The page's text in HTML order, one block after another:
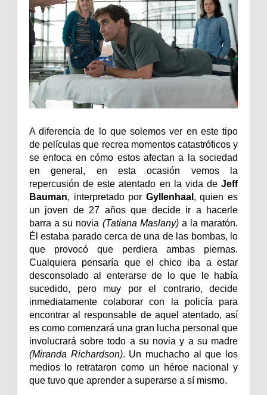
A diferencia de lo que solemos ver en este tipo
de películas que recrea momentos catastróficos y
se enfoca en cómo estos afectan a la sociedad
en general, en esta ocasión vemos la
repercusión de este atentado en la vida de Jeff
Bauman, interpretado por Gyllenhaal , quien es
un joven de 27 años que decide ir a hacerle
barra a su novia (Tatiana Maslany) a la maratón.
Él estaba parado cerca de una de las bombas, lo
que provocó que perdiera ambas piernas.
Cualquiera pensaría que el chico iba a estar
desconsolado al enterarse de lo que le había
sucedido, pero muy por el contrario, decide
inmediatamente colaborar con la policía para
encontrar al responsable de aquel atentado, así
es como comenzará una gran lucha personal que
involucrará sobre todo a su novia y a su madre
(Miranda Richardson). Un muchacho al que los
medios lo retrataron como un héroe nacional y
que tuvo que aprender a superarse a sí mismo.